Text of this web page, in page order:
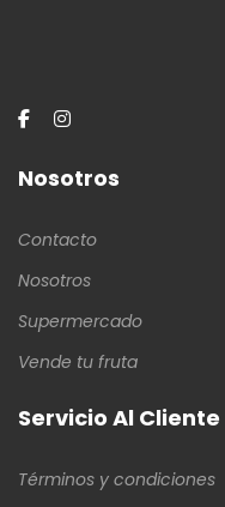
Nosotros
Contacto
Nosotros
Supermercado
Vende tu fruta
Servicio Al Cliente
Términos y condiciones